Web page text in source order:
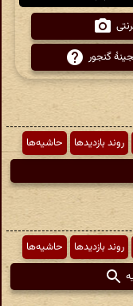
گنجور
روند بازدیدها
حاشیه‌ها
روند بازدیدها
حاشیه‌ها